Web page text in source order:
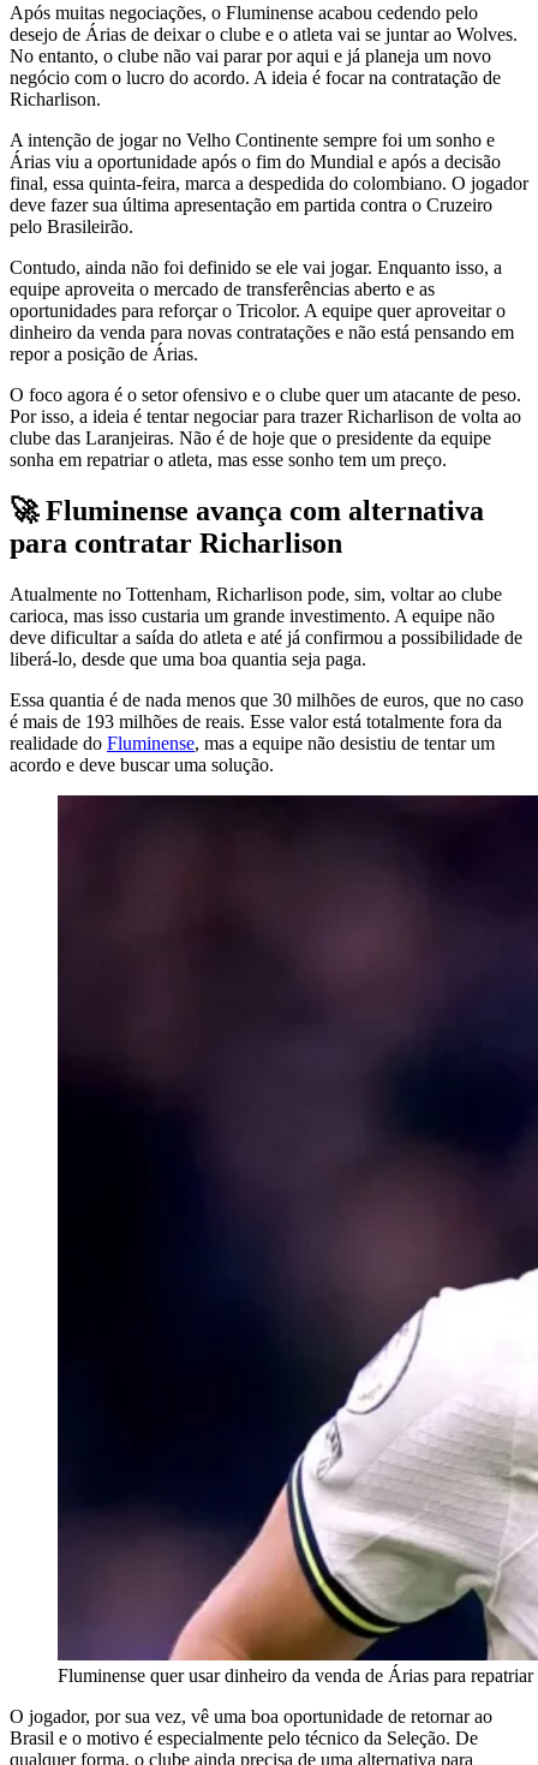
Após muitas negociações, o Fluminense acabou cedendo pelo
desejo de Árias de deixar o clube e o atleta vai se juntar ao Wolves.
No entanto, o clube não vai parar por aqui e já planeja um novo
negócio com o lucro do acordo. A ideia é focar na contratação de
Richarlison.
A intenção de jogar no Velho Continente sempre foi um sonho e
Árias viu a oportunidade após o fim do Mundial e após a decisão
final, essa quinta-feira, marca a despedida do colombiano. O jogador
deve fazer sua última apresentação em partida contra o Cruzeiro
pelo Brasileirão.
Contudo, ainda não foi definido se ele vai jogar. Enquanto isso, a
equipe aproveita o mercado de transferências aberto e as
oportunidades para reforçar o Tricolor. A equipe quer aproveitar o
dinheiro da venda para novas contratações e não está pensando em
repor a posição de Árias.
O foco agora é o setor ofensivo e o clube quer um atacante de peso.
Por isso, a ideia é tentar negociar para trazer Richarlison de volta ao
clube das Laranjeiras. Não é de hoje que o presidente da equipe
sonha em repatriar o atleta, mas esse sonho tem um preço.
🚀 Fluminense avança com alternativa
para contratar Richarlison
Atualmente no Tottenham, Richarlison pode, sim, voltar ao clube
carioca, mas isso custaria um grande investimento. A equipe não
deve dificultar a saída do atleta e até já confirmou a possibilidade de
liberá-lo, desde que uma boa quantia seja paga.
Essa quantia é de nada menos que 30 milhões de euros, que no caso
é mais de 193 milhões de reais. Esse valor está totalmente fora da
realidade do Fluminense, mas a equipe não desistiu de tentar um
acordo e deve buscar uma solução.
Fluminense quer usar dinheiro da venda de Árias para
O jogador, por sua vez, vê uma boa oportunidade de retornar ao
Brasil e o motivo é especialmente pelo técnico da Seleção. De
qualquer forma, o clube ainda precisa de uma alternativa para